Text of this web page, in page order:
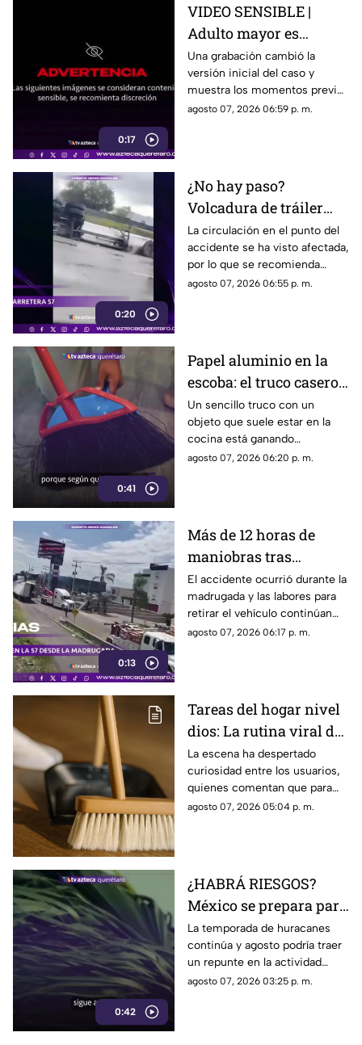
0:17
VIDEO SENSIBLE |
Adulto mayor es
atropell4do por tráiler;
fue empujado antes de
m0rir
Una grabación cambió la
versión inicial del caso y
muestra los momentos previos
al atropellamiento ocurrido en
agosto 07, 2026 06:59 p. m.
0:20
¿No hay paso?
Volcadura de tráiler
colapsa este punto de la
carretera 57
La circulación en el punto del
accidente se ha visto afectada,
por lo que se recomienda
considerar tiempos de
agosto 07, 2026 06:55 p. m.
0:41
Papel aluminio en la
escoba: el truco casero
que se volvió viral
Un sencillo truco con un
objeto que suele estar en la
cocina está ganando
popularidad entre quienes
agosto 07, 2026 06:20 p. m.
0:13
Más de 12 horas de
maniobras tras
volcadura de unidad
pesada en la carretera
57
El accidente ocurrió durante la
madrugada y las labores para
retirar el vehículo continúan
desde hace más de 12 horas en
agosto 07, 2026 06:17 p. m.
Tareas del hogar nivel
dios: La rutina viral de
esta mamá para la
limpieza el techo
La escena ha despertado
curiosidad entre los usuarios,
quienes comentan que para
algunas personas ningún
agosto 07, 2026 05:04 p. m.
0:42
¿HABRÁ RIESGOS?
México se prepara para
otro posible ciclón
tropical; esta sería la
fecha
La temporada de huracanes
continúa y agosto podría traer
un repunte en la actividad
tropical; estos son los
agosto 07, 2026 03:25 p. m.